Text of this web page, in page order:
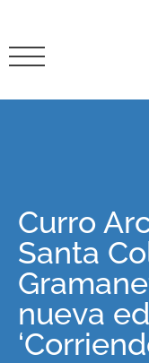
Curro
Santa
nueva